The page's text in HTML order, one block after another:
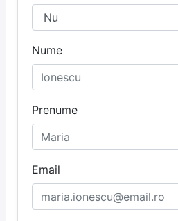
Nume
Prenume
Email